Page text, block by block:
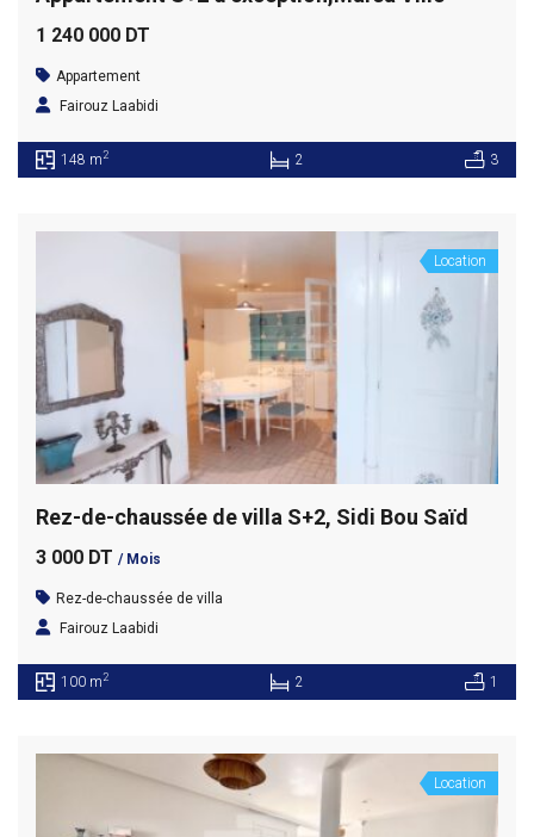
1 240 000 DT
Appartement
Fairouz Laabidi
148 m2 2 3
Location
Rez-de-chaussée de villa S+2, Sidi Bou Saïd
3 000 DT / Mois
Rez-de-chaussée de villa
Fairouz Laabidi
100 m2 2 1
Location